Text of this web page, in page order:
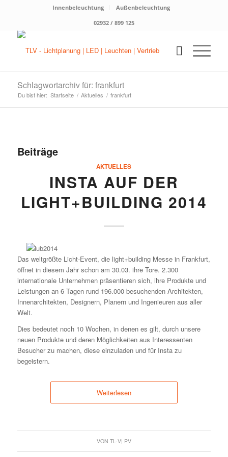
Innenbeleuchtung
Außenbeleuchtung
02932 / 899 125
Schlagwortarchiv für: frankfurt
Du bist hier: Startseite / Aktuelles / frankfurt
Beiträge
AKTUELLES
INSTA AUF DER
LIGHT+BUILDING 2014
Das weltgrößte Licht-Event, die light+building Messe in Frankfurt,
öffnet in diesem Jahr schon am 30.03. ihre Tore. 2.300
internationale Unternehmen präsentieren sich, ihre Produkte und
Leistungen an 6 Tagen rund 196.000 besuchenden Architekten,
Innenarchitekten, Designern, Planern und Ingenieuren aus aller
Welt.
Dies bedeutet noch 10 Wochen, in denen es gilt, durch unsere
neuen Produkte und deren Möglichkeiten aus Interessenten
Besucher zu machen, diese einzuladen und für Insta zu
begeistern.
Weiterlesen
VON TL-V| PV